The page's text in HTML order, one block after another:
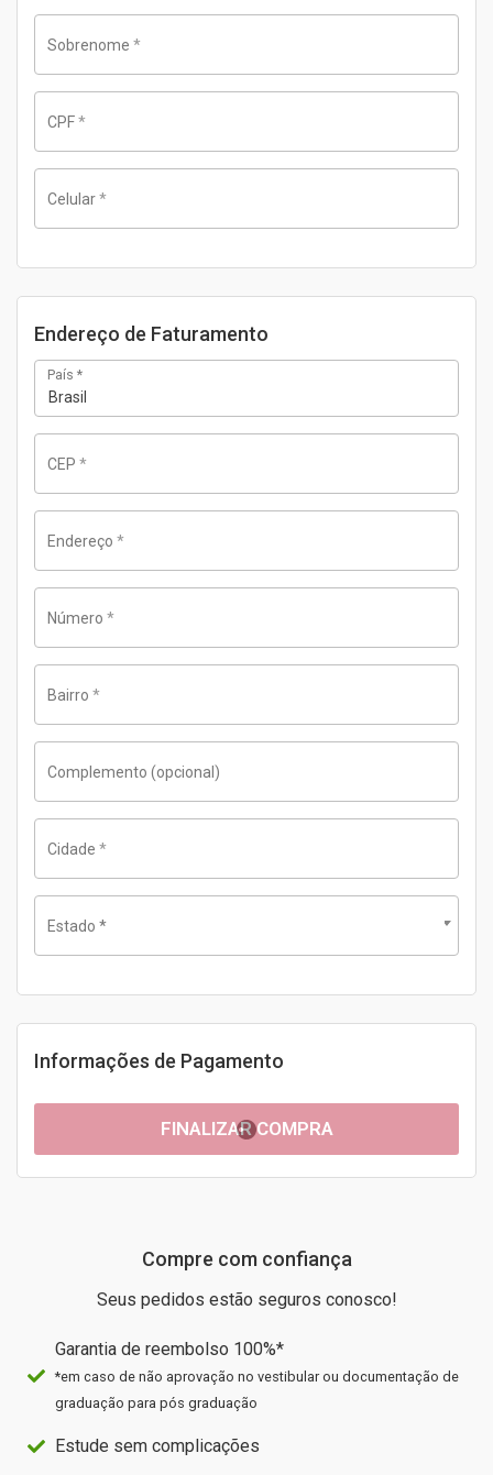
Sobrenome *
CPF*
Celular*
Endereço de Faturamento
País *
Brasil
CEP *
Endereço *
Número *
Bairro *
Complemento (opcional)
Cidade *
Estado *
Rio de Janeiro
Informações de Pagamento
FINALIZAR COMPRA
Compre com confiança
Seus pedidos estão seguros conosco!
Garantia de reembolso 100%*
*em caso de não aprovação no vestibular ou documentação de
graduação para pós graduação
Estude sem complicações